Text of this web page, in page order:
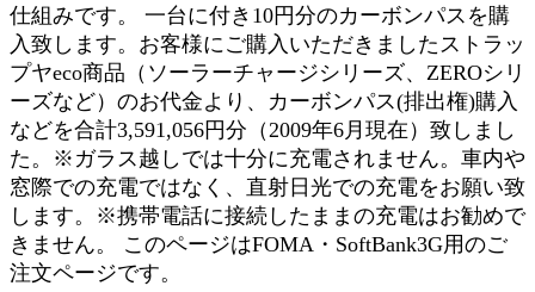
仕組みです。 一台に付き10円分のカーボンパスを購
入致します。お客様にご購入いただきましたストラッ
プヤeco商品（ソーラーチャージシリーズ、ZEROシリ
ーズなど）のお代金より、カーボンパス(排出権)購入
などを合計3,591,056円分（2009年6月現在）致しまし
た。※ガラス越しでは十分に充電されません。車内や
窓際での充電ではなく、直射日光での充電をお願い致
します。※携帯電話に接続したままの充電はお勧めで
きません。 このページはFOMA・SoftBank3G用のご
注文ページです。